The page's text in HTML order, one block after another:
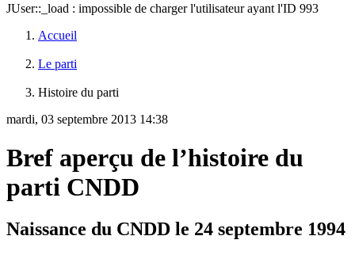
JUser::_load : impossible de charger l'utilisateur ayant l'ID 993
Accueil
Le parti
Histoire du parti
mardi, 03 septembre 2013 14:38
Bref aperçu de l’histoire du
parti CNDD
Naissance du CNDD le 24 septembre 1994